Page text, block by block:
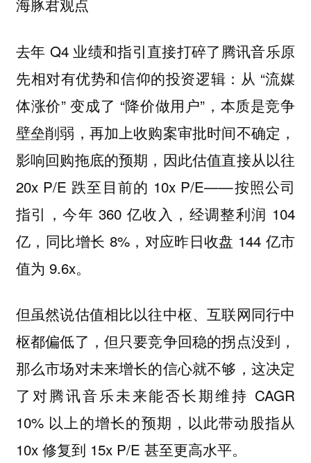
海豚君观点
去年 Q4 业绩和指引直接打碎了腾讯音乐原
先相对有优势和信仰的投资逻辑：从 “流媒
体涨价” 变成了 “降价做用户”，本质是竞争
壁垒削弱，再加上收购案审批时间不确定，
影响回购拖底的预期，因此估值直接从以往
20x P/E 跌至目前的 10x P/E——按照公司
指引，今年 360 亿收入，经调整利润 104
亿，同比增长 8%，对应昨日收盘 144 亿市
值为 9.6x。
但虽然说估值相比以往中枢、互联网同行中
枢都偏低了，但只要竞争回稳的拐点没到，
那么市场对未来增长的信心就不够，这决定
了对腾讯音乐未来能否长期维持 CAGR
10% 以上的增长的预期，以此带动股指从
10x 修复到 15x P/E 甚至更高水平。